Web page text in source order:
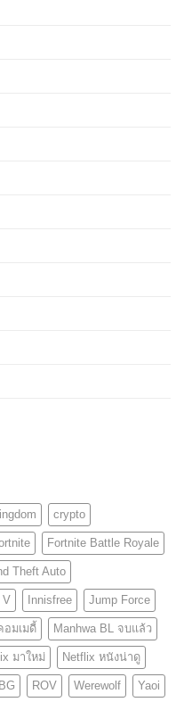
crypto
Fortnite Battle Royale
Theft Auto
V Innisfree Jump Force
อมเมดี้ Manhwa BL จบแล้ว
มาใหม่ Netflix หนังน่าดู
ROV Werewolf Yaoi